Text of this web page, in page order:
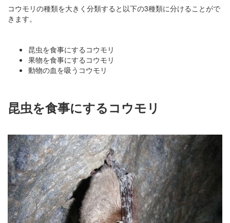
コウモリの種類を大きく分類すると以下の3種類に分けることがで
きます。
昆虫を食事にするコウモリ
果物を食事にするコウモリ
動物の血を吸うコウモリ
昆虫を食事にするコウモリ